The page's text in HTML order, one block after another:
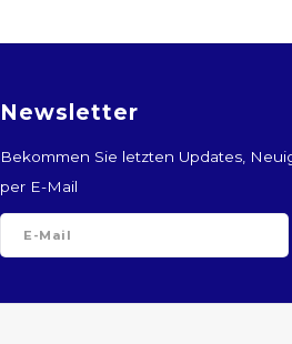
Newsletter
Bekommen Sie letzten Updates,
per E-Mail